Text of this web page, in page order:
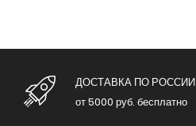
ДОСТАВКА ПО РОССИИ
от 5000 руб. бесплатно